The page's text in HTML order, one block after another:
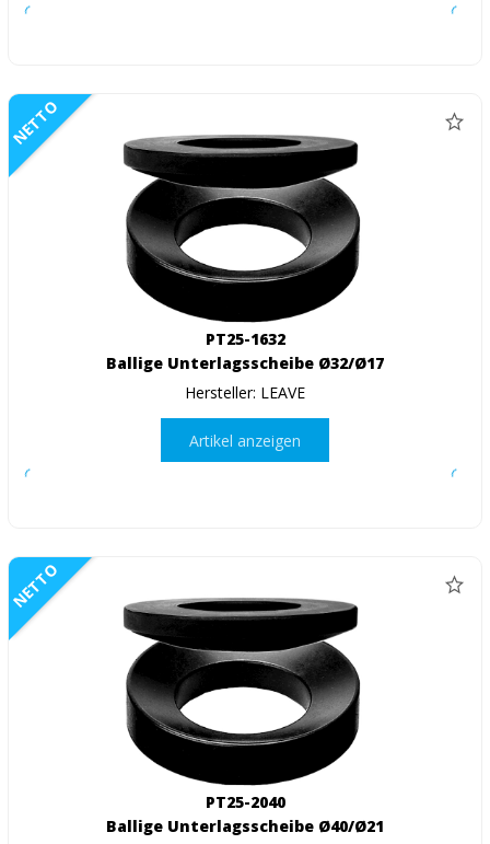
NETTO
PT25-1632
Ballige Unterlagsscheibe Ø32/Ø17
Hersteller: LEAVE
Artikel anzeigen
NETTO
PT25-2040
Ballige Unterlagsscheibe Ø40/Ø21